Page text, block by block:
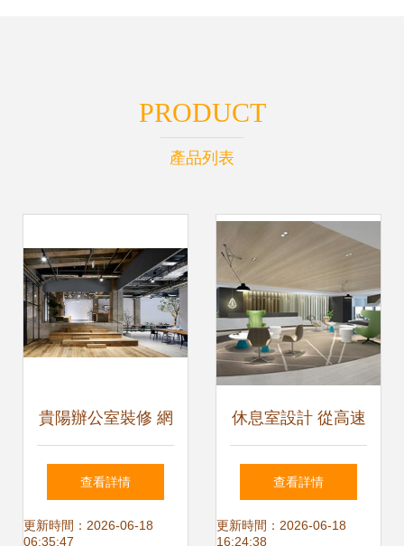
PRODUCT
產品列表
貴陽辦公室裝修 網
絡技術服務與空間
設計的核心要點
查看詳情
更新時間：2026-06-18
06:35:47
休息室設計 從高速
服務區到員工空間
的人本思考
查看詳情
更新時間：2026-06-18
16:24:38